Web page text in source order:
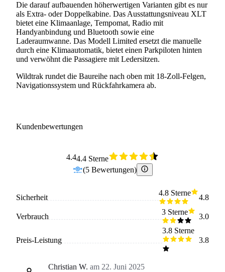
Die darauf aufbauenden höherwertigen Varianten gibt es nur
als Extra- oder Doppelkabine. Das Ausstattungsniveau XLT
bietet eine Klimaanlage, Tempomat, Radio mit
Handyanbindung und Bluetooth sowie eine
Laderaumwanne. Das Modell Limited ersetzt die manuelle
durch eine Klimaautomatik, bietet einen Parkpiloten hinten
und verwöhnt die Passagiere mit Ledersitzen.
Wildtrak rundet die Baureihe nach oben mit 18-Zoll-Felgen,
Navigationssystem und Rückfahrkamera ab.
Kundenbewertungen
4.44.4 Sterne
(5 Bewertungen)
Sicherheit
4.8 Sterne
4.8
Verbrauch
3 Sterne
3.0
Preis-Leistung
3.8 Sterne
3.8
Christian W. am 22. Juni 2025